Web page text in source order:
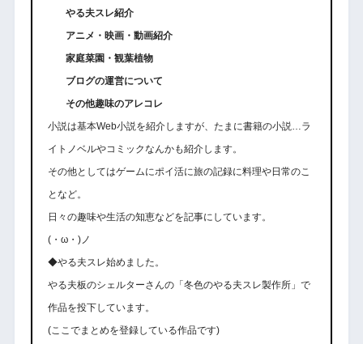
やる夫スレ紹介
アニメ・映画・動画紹介
家庭菜園・観葉植物
ブログの運営について
その他趣味のアレコレ
小説は基本Web小説を紹介しますが、たまに書籍の小説…ラ
イトノベルやコミックなんかも紹介します。
その他としてはゲームにポイ活に旅の記録に料理や日常のこ
となど。
日々の趣味や生活の知恵などを記事にしています。
(・ω・)ノ
◆やる夫スレ始めました。
やる夫板のシェルターさんの「冬色のやる夫スレ製作所」で
作品を投下しています。
(ここでまとめを登録している作品です)